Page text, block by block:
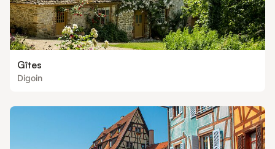
Gîtes
Digoin